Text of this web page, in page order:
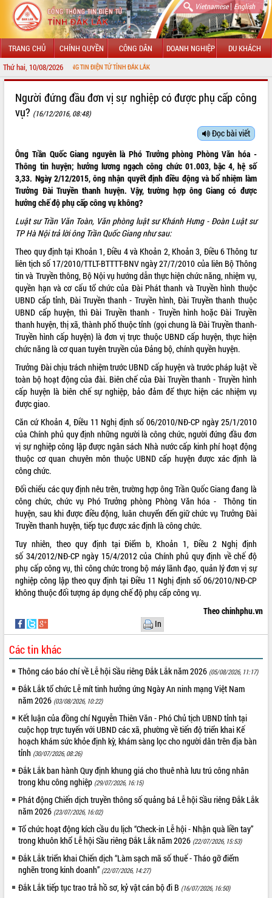
Vietnamese| English
TRANG CHỦ CHÍNH QUYỀN CÔNG DÂN DOANH NGHIỆP DU KHÁCH
Thứ hai, 10/08/2026
CỔNG THÔNG TIN ĐIỆN TỬ TỈNH ĐẮK LẮK
LÃNH ĐẠO UBND TỈNH
SỞ, BAN, NGÀNH
UBND CÁC XÃ, PHƯỜNG
HỆ THỐNG VĂN BẢN
VĂN BẢN HĐND TỈNH
ĐIỂM TIN VĂN BẢN
QUY HOẠCH - KẾ HOẠCH
VIDEO
Không có file video nào để phát.
LIÊN KẾT WEB
Hôm nay: 15040
Tất cả: 66128154
Người đứng đầu đơn vị sự nghiệp có được phụ cấp công
vụ? (16/12/2016, 08:48)
Đọc bài viết
Ông Trần Quốc Giang nguyên là Phó Trưởng phòng Phòng Văn hóa -
Thông tin huyện; hưởng lương ngạch công chức 01.003, bậc 4, hệ số
3,33. Ngày 2/12/2015, ông nhận quyết định điều động và bổ nhiệm làm
Trưởng Đài Truyền thanh huyện. Vậy, trường hợp ông Giang có được
hưởng chế độ phụ cấp công vụ không?
Luật sư Trần Văn Toàn, Văn phòng luật sư Khánh Hưng - Đoàn Luật sư
TP Hà Nội trả lời ông Trần Quốc Giang như sau:
Theo quy định tại Khoản 1, Điều 4 và Khoản 2, Khoản 3, Điều 6 Thông tư
liên tịch số 17/2010/TTLT-BTTTT-BNV ngày 27/7/2010 của liên Bộ Thông
tin và Truyền thông, Bộ Nội vụ hướng dẫn thực hiện chức năng, nhiệm vụ,
quyền hạn và cơ cấu tổ chức của Đài Phát thanh và Truyền hình thuộc
UBND cấp tỉnh, Đài Truyền thanh - Truyền hình, Đài Truyền thanh thuộc
UBND cấp huyện, thì Đài Truyền thanh - Truyền hình hoặc Đài Truyền
thanh huyện, thị xã, thành phố thuộc tỉnh (gọi chung là Đài Truyền thanh-
Truyền hình cấp huyện) là đơn vị trực thuộc UBND cấp huyện, thực hiện
chức năng là cơ quan tuyên truyền của Đảng bộ, chính quyền huyện.
Trưởng Đài chịu trách nhiệm trước UBND cấp huyện và trước pháp luật về
toàn bộ hoạt động của đài. Biên chế của Đài Truyền thanh - Truyền hình
cấp huyện là biên chế sự nghiệp, bảo đảm để thực hiện các nhiệm vụ
được giao.
Căn cứ Khoản 4, Điều 11 Nghị định số06/2010/NĐ-CPngày 25/1/2010
của Chính phủ quy định những người là công chức, người đứng đầu đơn
vị sự nghiệp công lập được ngân sách Nhà nước cấp kinh phí hoạt động
thuộc cơ quan chuyên môn thuộc UBND cấp huyện được xác định là
công chức.
Đối chiếu các quy định nêu trên, trường hợp ông Trần Quốc Giang đang là
công chức, chức vụ Phó Trưởng phòng Phòng Văn hóa - Thông tin
huyện, sau khi được điều động, luân chuyển đến giữ chức vụ Trưởng Đài
Truyền thanh huyện, tiếp tục được xác định là công chức.
Tuy nhiên, theo quy định tại Điểm b, Khoản 1, Điều 2 Nghị định
số 34/2012/NĐ-CPngày 15/4/2012 của Chính phủ quy định về chế độ
phụ cấp công vụ, thì công chức trong bộ máy lãnh đạo, quản lý đơn vị sự
nghiệp công lập theo quy định tại Điều 11 Nghị định số 06/2010/NĐ-CP
không thuộc đối tượng áp dụng chế độ phụ cấp công vụ.
Theo chinhphu.vn
In
Các tin khác
Thông cáo báo chí về Lễ hội Sầu riêng Đắk Lắk năm 2026 (05/08/2026, 11:17)
Đắk Lắk tổ chức Lễ mít tinh hưởng ứng Ngày An ninh mạng Việt Nam
năm 2026 (03/08/2026, 10:22)
Kết luận của đồng chí Nguyễn Thiên Văn - Phó Chủ tịch UBND tỉnh tại
cuộc họp trực tuyến với UBND các xã, phường về tiến độ triển khai Kế
hoạch khám sức khỏe định kỳ, khám sàng lọc cho người dân trên địa bàn
tỉnh (30/07/2026, 08:26)
Đắk Lắk ban hành Quy định khung giá cho thuê nhà lưu trú công nhân
trong khu công nghiệp (29/07/2026, 16:15)
Phát động Chiến dịch truyền thông số quảng bá Lễ hội Sầu riêng Đắk Lắk
năm 2026 (23/07/2026, 16:02)
Tổ chức hoạt động kích cầu du lịch “Check-in Lễ hội - Nhận quà liền tay”
trong khuôn khổ Lễ hội Sầu riêng Đắk Lắk năm 2026 (22/07/2026, 15:53)
Đắk Lắk triển khai Chiến dịch “Làm sạch mã số thuế - Tháo gỡ điểm
nghẽn trong kinh doanh” (22/07/2026, 14:27)
Đắk Lắk tiếp tục trao trả hồ sơ, kỷ vật cán bộ đi B (16/07/2026, 16:50)